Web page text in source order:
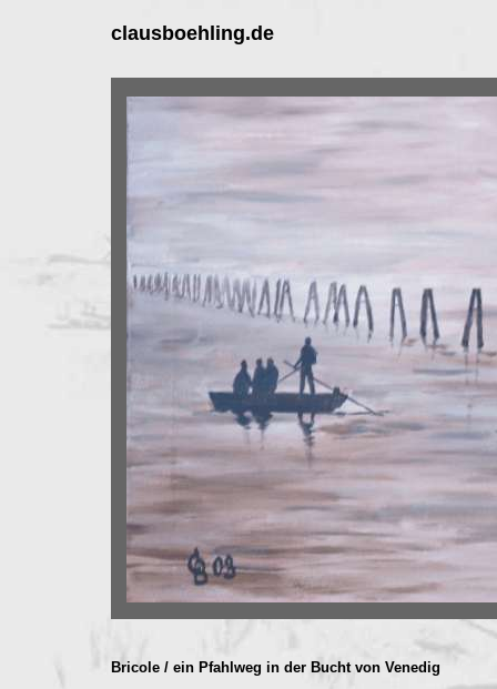
Bricole / ein Pfahlweg in der Bucht von Venedig
clausboehling.de